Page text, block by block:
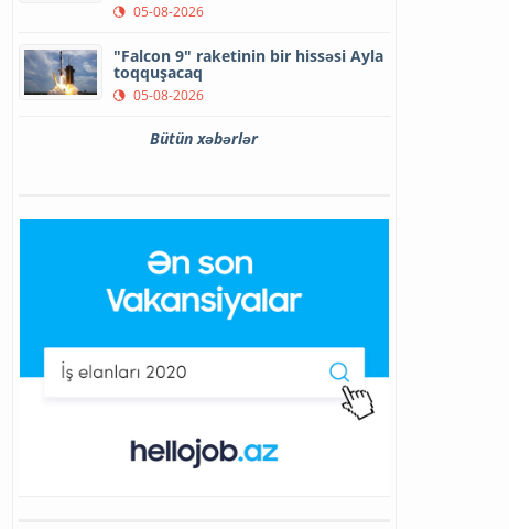
05-08-2026
"Falcon 9" raketinin bir hissəsi Ayla
toqquşacaq
05-08-2026
Bütün xəbərlər